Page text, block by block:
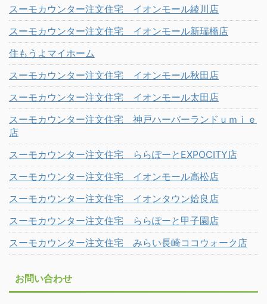
スーモカウンター注文住宅 イオンモール綾川店
スーモカウンター注文住宅 イオンモール新瑞橋店
住もうよマイホーム
スーモカウンター注文住宅 イオンモール秋田店
スーモカウンター注文住宅 イオンモール太田店
スーモカウンター注文住宅 神戸ハーバーランドｕｍｉｅ
店
スーモカウンター注文住宅 ららぽーとEXPOCITY店
スーモカウンター注文住宅 イオンモール高松店
スーモカウンター注文住宅 イオンタウン姶良店
スーモカウンター注文住宅 ららぽーと甲子園店
スーモカウンター注文住宅 みらい長崎ココウォーク店
お問い合わせ